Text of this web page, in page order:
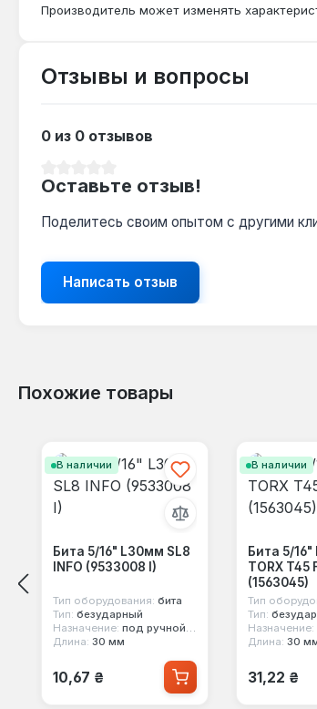
Сколько бит в упаковке?
Производитель может изменять
Отзывы и вопросы
0 из 0 отзывов
Оставьте отзыв!
Поделитесь своим опытом с другими
Написать отзыв
Похожие товары
В наличии
Бита 5/16" L30мм SL8
INFO (9533008 I)
Тип оборудования: бита
Тип: безударный
Назначение: под ручной инструмент
Длина: 30 мм
Обычная цена:
10,67 ₴
В наличии
Бита 5/
TORX T45
(1563045)
Тип
Тип:
Назначение:
Длина: 30
31,22 ₴